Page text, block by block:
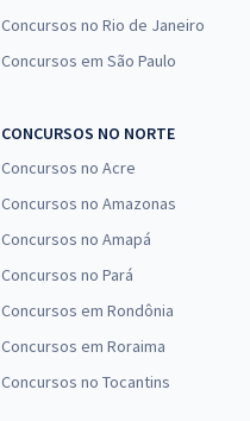
Concursos no Rio de Janeiro
Concursos em São Paulo
CONCURSOS NO NORTE
Concursos no Acre
Concursos no Amazonas
Concursos no Amapá
Concursos no Pará
Concursos em Rondônia
Concursos em Roraima
Concursos no Tocantins